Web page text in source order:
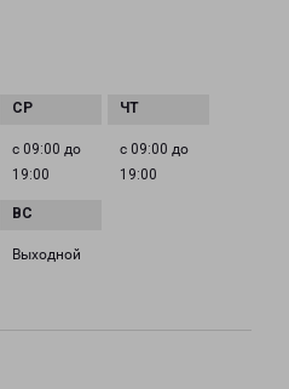
с 09:00 до
19:00
с 09:00 до
19:00
Выходной